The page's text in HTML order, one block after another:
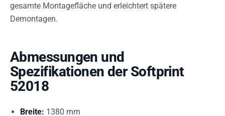
gesamte Montagefläche und erleichtert spätere
Demontagen.
Abmessungen und
Spezifikationen der Softprint
52018
Breite: 1380 mm